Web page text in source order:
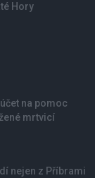
Hory
na pomoc
mrtvicí
nejen z Příbrami